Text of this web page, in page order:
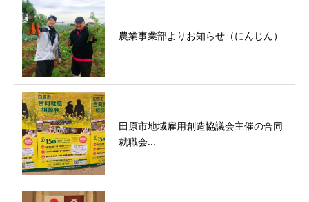
農業事業部よりお知らせ（にんじん）
田原市地域雇用創造協議会主催の合同
就職会...